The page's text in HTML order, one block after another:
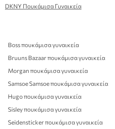
DKNY Πουκάμισα Γυναικεία
Boss πουκάμισα γυναικεία
Bruuns Bazaar πουκάμισα γυναικεία
Morgan πουκάμισα γυναικεία
Samsoe Samsoe πουκάμισα γυναικεία
Hugo πουκάμισα γυναικεία
Sisley πουκάμισα γυναικεία
Seidensticker πουκάμισα γυναικεία